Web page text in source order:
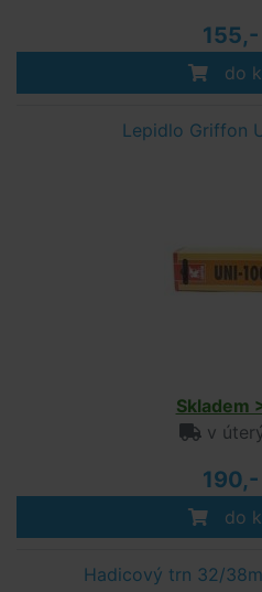
155,-
do
Lepidlo Griffon
Skladem
v
190,-
do
Hadicový trn 32/